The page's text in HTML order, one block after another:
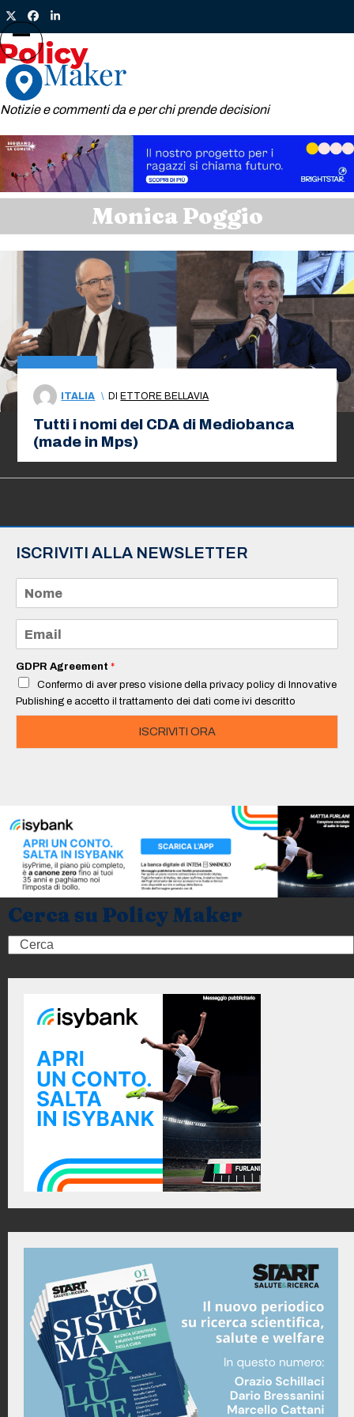
Skip
to
content
TwitterFacebook
LinkedIn
Notizie e commenti da e per chi prende decisioni
Open
mobile
menu
Close
mobile
menu
Monica Poggio
ITALIA \ DI ETTORE BELLAVIA
Tutti i nomi del CDA di Mediobanca
(made in Mps)
ISCRIVITI ALLA NEWSLETTER
m
e
a
i
*
GDPR Agreement *
Confermo di aver preso visione della privacy policy di Innovative
Publishing e accetto il trattamento dei dati come ivi descritto
ISCRIVITI ORA
Cerca su Policy Maker
Search